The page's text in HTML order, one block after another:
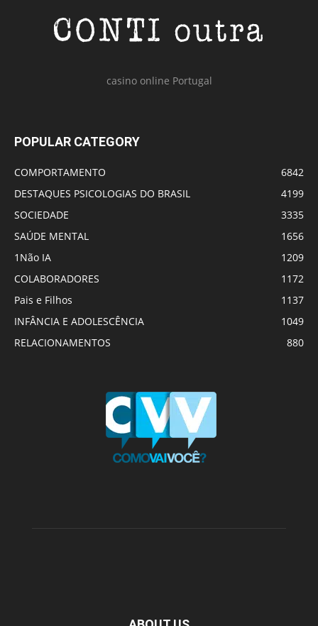
casino online Portugal
POPULAR CATEGORY
COMPORTAMENTO
6842
DESTAQUES PSICOLOGIAS DO BRASIL
4199
SOCIEDADE
3335
SAÚDE MENTAL
1656
1Não IA
1209
COLABORADORES
1172
Pais e Filhos
1137
INFÂNCIA E ADOLESCÊNCIA
1049
RELACIONAMENTOS
880